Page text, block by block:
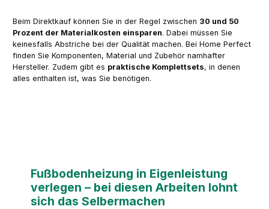
Beim Direktkauf können Sie in der Regel zwischen 30 und 50
Prozent der Materialkosten einsparen. Dabei müssen Sie
keinesfalls Abstriche bei der Qualität machen. Bei Home Perfect
finden Sie Komponenten, Material und Zubehör namhafter
Hersteller. Zudem gibt es praktische Komplettsets, in denen
alles enthalten ist, was Sie benötigen.
Fußbodenheizung in Eigenleistung
verlegen – bei diesen Arbeiten lohnt
sich das Selbermachen